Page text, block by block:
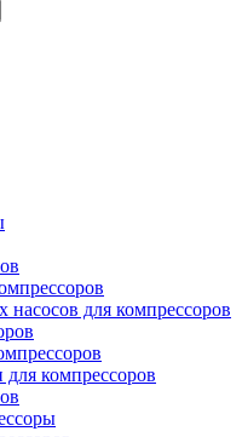
для компрессоров
компрессоров